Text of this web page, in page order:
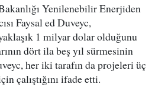
Yenilenebilir Enerjiden
Faysal ed Duveyc,
1 milyar dolar olduğunu
dört ila beş yıl sürmesinin
her iki tarafın da projeleri üç
çalıştığını ifade etti.